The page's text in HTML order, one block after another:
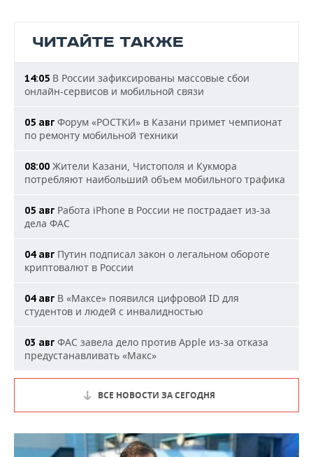
ЧИТАЙТЕ ТАКЖЕ
14:05 В России зафиксированы массовые сбои
онлайн-сервисов и мобильной связи
05 авг Форум «РОСТКИ» в Казани примет чемпионат
по ремонту мобильной техники
08:00 Жители Казани, Чистополя и Кукмора
потребляют наибольший объем мобильного трафика
05 авг Работа iPhone в России не пострадает из-за
дела ФАС
04 авг Путин подписал закон о легальном обороте
криптовалют в России
04 авг В «Максе» появился цифровой ID для
студентов и людей с инвалидностью
03 авг ФАС завела дело против Apple из-за отказа
предустанавливать «Макс»
ВСЕ НОВОСТИ ЗА СЕГОДНЯ